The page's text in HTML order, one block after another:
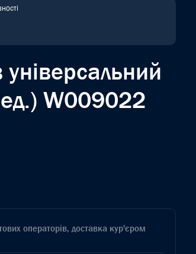
універсальний
W009022
операторів, доставка кур'єром